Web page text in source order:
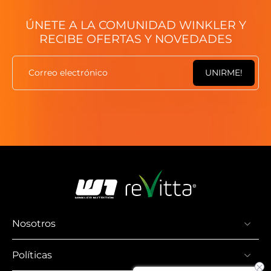
ÚNETE A LA COMUNIDAD WINKLER Y
RECIBE OFERTAS Y NOVEDADES
Correo electrónico UNIRME!
Nosotros
Políticas